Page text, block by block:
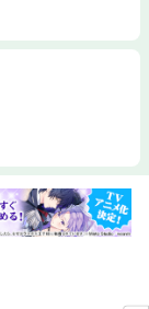
る解説が入り、さ
P・wowakaとの
ルである「RGB」
イラストには秋
すことのできない
カバーイラストは
く大胆に描いた初